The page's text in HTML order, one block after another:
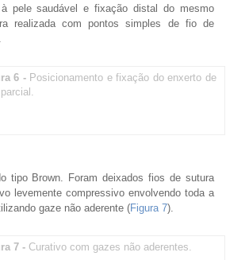
pele saudável e fixação distal do mesmo
realizada com pontos simples de fio de
6 - Posicionamento e fixação do enxerto de
tipo Brown. Foram deixados fios de sutura
levemente compressivo envolvendo toda a
gaze não aderente (Figura 7).
7 - Curativo com gazes não aderentes.